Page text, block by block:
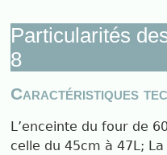
Particularités
8
Caractéristiques
L’enceinte du four de
celle du 45cm à 47L;